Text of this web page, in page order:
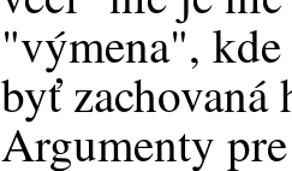
"výmena",
byť zachovaná
Argumenty